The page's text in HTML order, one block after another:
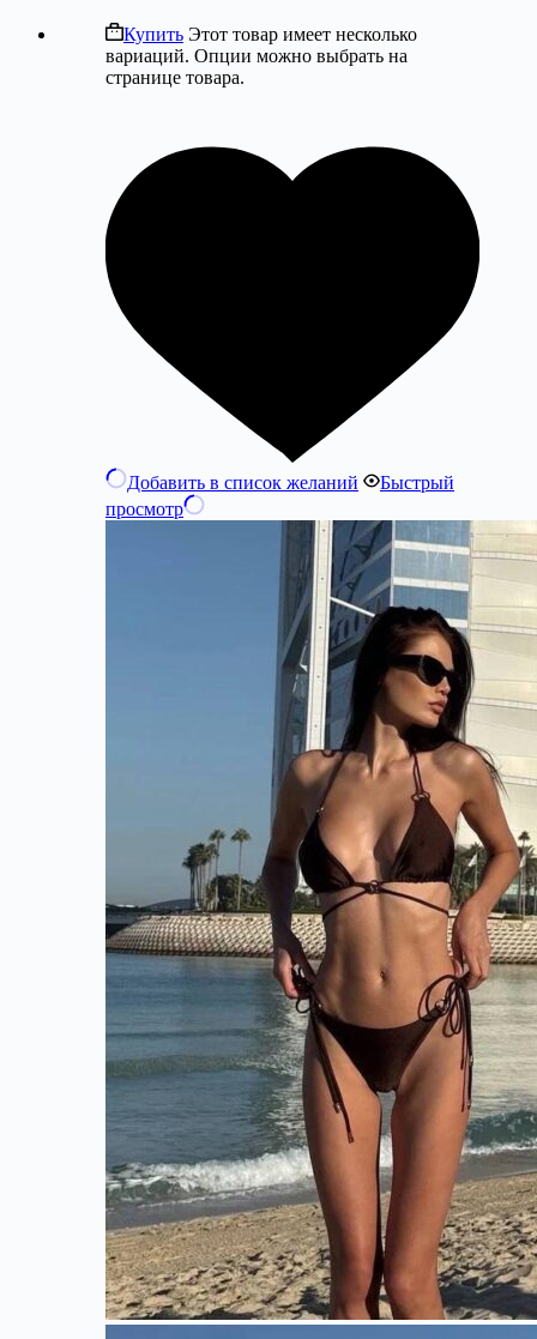
Купить Этот товар имеет несколько
вариаций. Опции можно выбрать на
странице товара.
Добавить в список желаний
Быстрый
просмотр